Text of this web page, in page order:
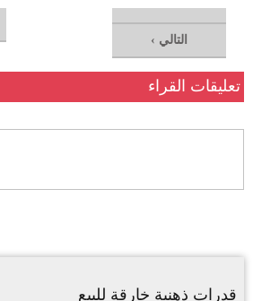
التالي ›
تعليقات القراء
قدرات ذهنية خارقة للبيع